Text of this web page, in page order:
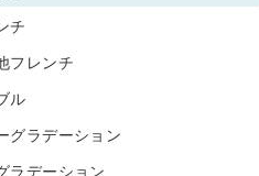
チ
フレンチ
ル
グラデーション
ラデーション